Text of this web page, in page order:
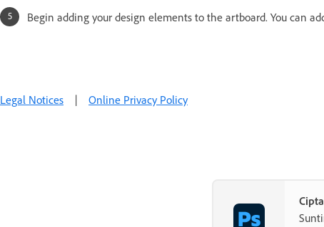
Begin adding your design elements to the artboard. You can
Legal Notices | Online Privacy Policy